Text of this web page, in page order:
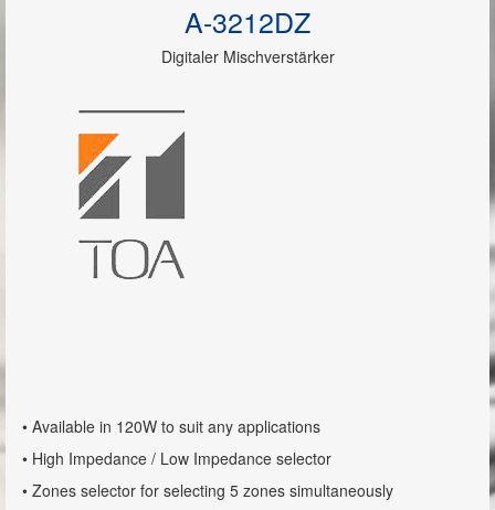
Dokumentenkameras
Sprachalarmierungssysteme
Mischverstärker / Mixer
A-2000D-Serie
A-3224DZ
A-3212DZ
Digitaler Mischverstärker
• Available in 120W to suit any applications
• High Impedance / Low Impedance selector
• Zones selector for selecting 5 zones simultaneously